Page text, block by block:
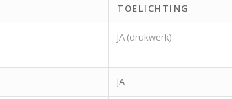
TOELICHTING
JA (drukwerk)
JA